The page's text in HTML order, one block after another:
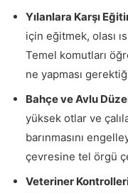
Yılanlara Karşı
için eğitmek, olası
Temel komutları
ne yapması
Bahçe ve Avlu
yüksek otlar ve
barınmasını
çevresine tel örgü
Veteriner